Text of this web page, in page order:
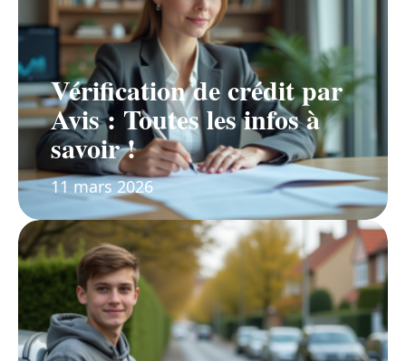
Vérification de crédit par
Avis : Toutes les infos à
savoir !
11 mars 2026